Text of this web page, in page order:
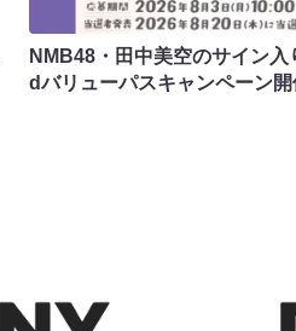
NMB48・田中美空のサイン入
dバリューパスキャンペーン開